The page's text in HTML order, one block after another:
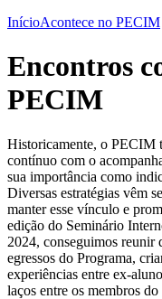
InícioAcontece no PECIM
Encontros
PECIM
Historicamente, o PECIM
contínuo com o
sua importância como
Diversas estratégias vêm
manter esse vínculo e
edição do Seminário
2024, conseguimos reunir
egressos do Programa,
experiências entre ex-
laços entre os membros